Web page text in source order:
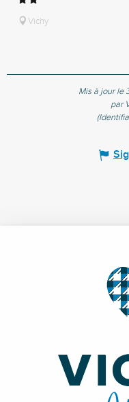
Vichy
Mis à jour le
par